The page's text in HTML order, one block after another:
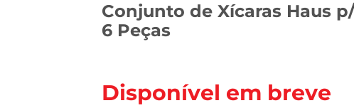
Conjunto de Xícaras Haus
6 Peças
Disponível em breve